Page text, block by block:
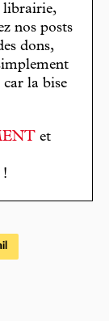
librairie,
nos posts
dons,
car la bise
et
!